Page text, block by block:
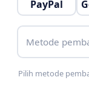
menjadi
kepentingan
Surat petisi
dari pihak
PayPal
Metode
Pilih metode